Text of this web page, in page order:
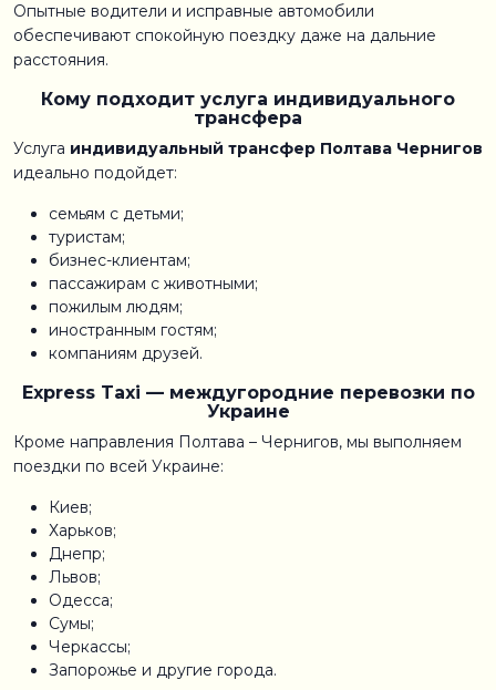
Опытные водители и исправные автомобили
обеспечивают спокойную поездку даже на дальние
расстояния.
Кому подходит услуга индивидуального
трансфера
Услуга индивидуальный трансфер Полтава Чернигов
идеально подойдет:
семьям с детьми;
туристам;
бизнес-клиентам;
пассажирам с животными;
пожилым людям;
иностранным гостям;
компаниям друзей.
Express Taxi — междугородние перевозки по
Украине
Кроме направления Полтава – Чернигов, мы выполняем
поездки по всей Украине:
Киев;
Харьков;
Днепр;
Львов;
Одесса;
Сумы;
Черкассы;
Запорожье и другие города.